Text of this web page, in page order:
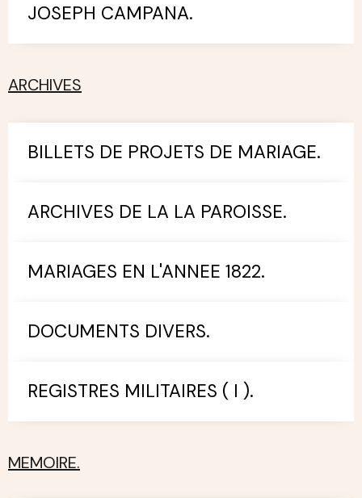
JOSEPH CAMPANA.
ARCHIVES
BILLETS DE PROJETS DE MARIAGE.
ARCHIVES DE LA LA PAROISSE.
MARIAGES EN L'ANNEE 1822.
DOCUMENTS DIVERS.
REGISTRES MILITAIRES ( I ).
MEMOIRE.